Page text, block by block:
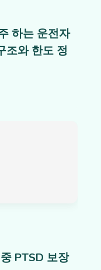
하는 운전자
조와 한도 정
PTSD 보장